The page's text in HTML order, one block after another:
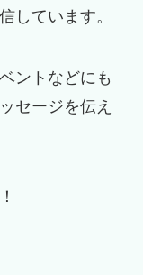
しています。
ントなどにも
セージを伝え